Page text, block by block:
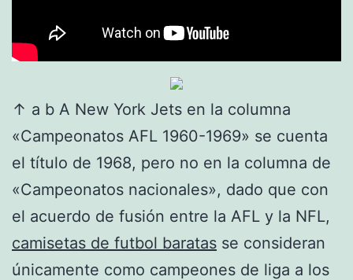
↑ a b A New York Jets en la columna
«Campeonatos AFL 1960-1969» se cuenta
el título de 1968, pero no en la columna de
«Campeonatos nacionales», dado que con
el acuerdo de fusión entre la AFL y la NFL,
camisetas de futbol baratas se consideran
únicamente como campeones de liga a los